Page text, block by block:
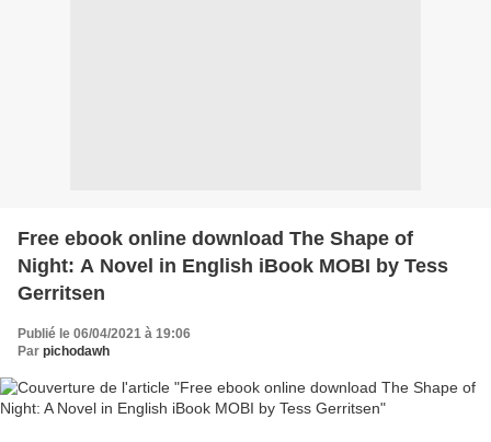
Free ebook online download The Shape of
Night: A Novel in English iBook MOBI by Tess
Gerritsen
Publié le 06/04/2021 à 19:06
Par pichodawh